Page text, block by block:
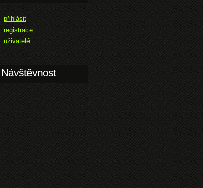
přihlásit
registrace
uživatelé
Návštěvnost